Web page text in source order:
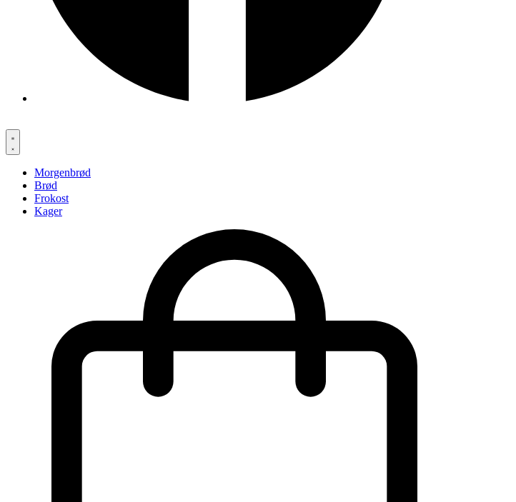
Morgenbrød
Brød
Frokost
Kager